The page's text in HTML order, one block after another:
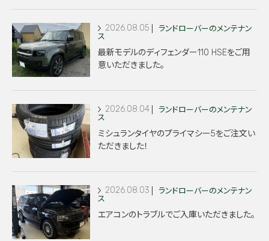
2026.08.05
ランドローバーのメンテナン
ス
最新モデルのディフェンダー110 HSEをご用
意いただきました。
2026.08.04
ランドローバーのメンテナン
ス
ミシュランタイヤのプライマシー5をご注文い
ただきました！
2026.08.03
ランドローバーのメンテナン
ス
エアコンのトラブルでご入庫いただきました。